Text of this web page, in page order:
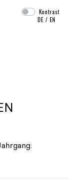
überspringen
Kontrast
DE /EN